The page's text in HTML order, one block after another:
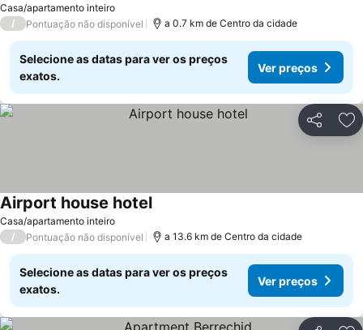
Casa/apartamento inteiro
/ Pontuação não disponível a 0.7 km de Centro da cidade
Selecione as datas para ver os preços
exatos.
Ver preços
Partilhar
Casa/apartamento inteiro
Airport house hotel
/ Pontuação não disponível a 13.6 km de Centro da cidade
Selecione as datas para ver os preços
exatos.
Ver preços